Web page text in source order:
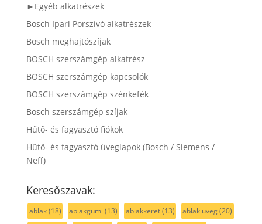
►Egyéb alkatrészek
Bosch Ipari Porszívó alkatrészek
Bosch meghajtószíjak
BOSCH szerszámgép alkatrész
BOSCH szerszámgép kapcsolók
BOSCH szerszámgép szénkefék
Bosch szerszámgép szíjak
Hűtő- és fagyasztó fiókok
Hűtő- és fagyasztó üveglapok (Bosch / Siemens /
Neff)
Keresőszavak:
ablak(18) ablakgumi (13) ablakkeret(13) ablak üveg(20)